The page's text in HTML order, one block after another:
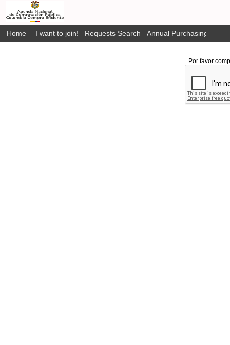
Home I want to join! Requests Search Annual Purchasing Plan
Por favor